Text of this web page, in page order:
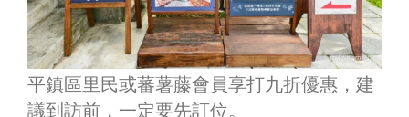
平鎮區里民或蕃薯藤會員享打九折優惠，建
議到訪前，一定要先訂位。